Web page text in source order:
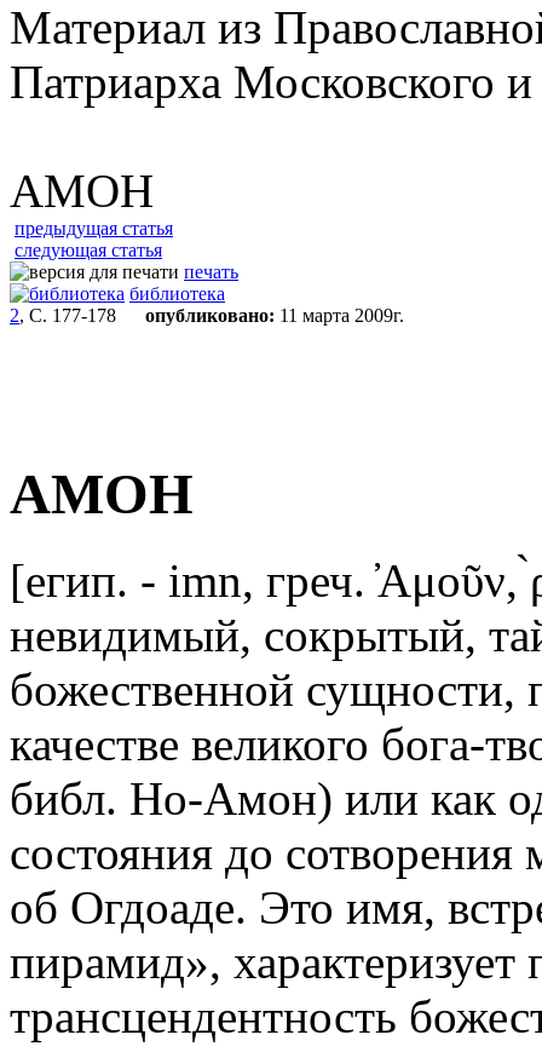
Материал из
Патриарха Московского
АМОН
предыдущая статья
следующая статья
печать
библиотека
2, С. 177-178 опубликовано: 11 марта 2009г.
АМОН
[егип. - imn, греч. ̓Αμοῦν,
невидимый, сокрытый,
божественной сущности,
качестве великого бога-
библ. Но-Амон) или как
состояния до
об Огдоаде. Это имя,
пирамид», характеризует
трансцендентность